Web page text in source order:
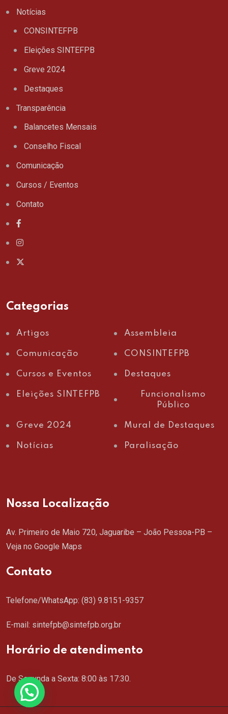
Notícias
CONSINTEFPB
Eleições SINTEFPB
Greve 2024
Destaques
Transparência
Balancetes Mensais
Conselho Fiscal
Comunicação
Cursos / Eventos
Contato
Categorias
Artigos Assembleia
Comunicação CONSINTEFPB
Cursos e Eventos Destaques
Eleições SINTEFPB
Funcionalismo
Público
Greve 2024 Mural de Destaques
Notícias Paralisação
Nossa Localização
Av. Primeiro de Maio 720, Jaguaribe – João Pessoa-PB –
Veja no Google Maps
Contato
Telefone/WhatsApp: (83) 9.8151-9357
E-mail: sintefpb@sintefpb.org.br
Horário de atendimento
De Segunda a Sexta: 8:00 às 17:30.